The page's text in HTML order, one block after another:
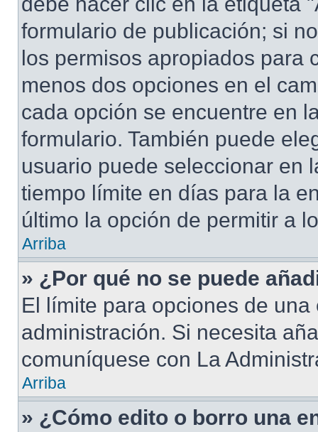
formulario de publicación; si
los permisos apropiados para
menos dos opciones en el
cada opción se encuentre en
formulario. También puede
usuario puede seleccionar en
tiempo límite en días para la
último la opción de permitir a
Arriba
» ¿Por qué no se puede
El límite para opciones de
administración. Si necesita
comuníquese con La
Arriba
» ¿Cómo edito o borro una